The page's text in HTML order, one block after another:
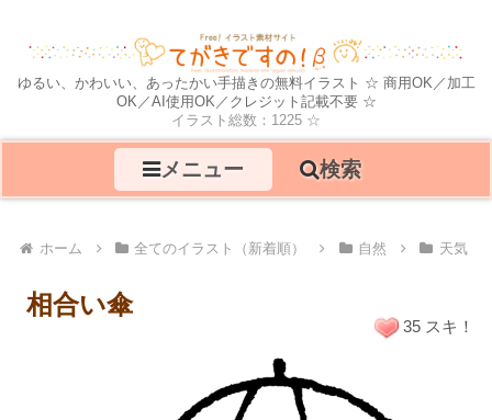
ゆるい、かわいい、あったかい手描きの無料イラスト ☆ 商用OK／加工
OK／AI使用OK／クレジット記載不要 ☆
イラスト総数：1225 ☆
メニュー 検索
ホーム 全てのイラスト（新着順） 自然 天気
相合い傘
35 スキ！